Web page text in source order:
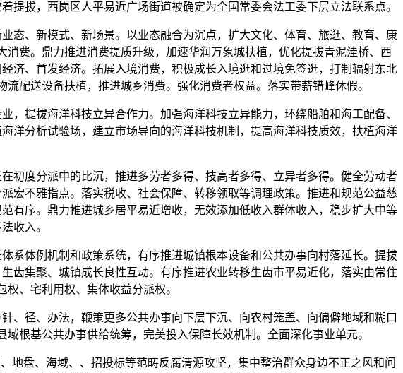
拔，西岗区人平易近广场街道被确定为全国常委会法工委下层立法联系点。
、新模式、新场景。以业态融合为沉点，扩大文化、体育、旅逛、教育、康
费。鼎力推进消费提质升级，加速华润万象城扶植，优化提拔青泥洼桥、西
济、首发经济。拓展入境消费，积极成长入境逛和过境免签逛，打制辐射东北
配送设备扶植，推进城乡消费。强化消费者权益。落实带薪错峰休假。
提拔海洋科技立异合作力。加强海洋科技立异能力，环绕船舶和海工配备、
洋分析试验场，建立市场导向的海洋科技机制，提高海洋科技质效，扶植海洋
度分派中的比沉，推进多劳者多得、技高者多得、立异者多得。健全劳动者
宏不雅指点。落实税收、社会保障、转移领取等调理政策。推进和规范公益慈
有序。鼎力推进城乡居平易近增收，无效添加低收入群体收入，稳步扩大中等
收入。
体例机制和政策系统，有序推进城镇根本设备和公共办事向村落延长。提拔
齿集聚、城镇成长良性互动。有序推进农业转移生齿市平易近化，落实由常住
、宅利用权、集体收益分派权。
径、办法，鞭策更多公共办事向下层下沉、向农村笼盖、向偏僻地域和糊口
根基公共办事供给统筹，完美投入保障长效机制。全面深化事业单元。
盘、海域、、招投标等范畴反腐清源攻坚，集中整治群众身边不正之风和问